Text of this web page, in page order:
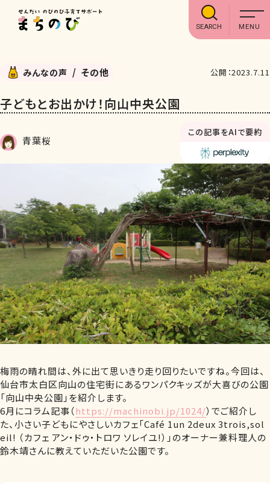
SEARCH
みんなの声 その他 公開：2023.7.11
子どもとお出かけ！向山中央公園
青葉桜
この記事をAIで要約
梅雨の晴れ間は、外に出て思いきり走り回りたいですね。今回は、
仙台市太白区向山の住宅街にあるワンパクキッズが大喜びの公園
「向山中央公園」を紹介します。
6月にコラム記事（https://machinobi.jp/1024/）でご紹介し
た、小さい子どもにやさしいカフェ「Café 1un 2deux 3trois,sol
eil! （カフェ アン・ドゥ・トロワ ソレイユ!）」のオーナー兼料理人の
鈴木靖さんに教えていただいた公園です。